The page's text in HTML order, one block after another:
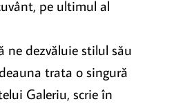
pe ultimul al
dezvăluie stilul său
trata o singură
Galeriu, scrie în